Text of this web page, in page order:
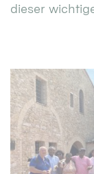
dieser